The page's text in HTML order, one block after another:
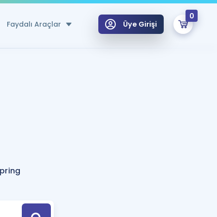
Faydalı Araçlar
Hesaplama Aracı
için Öneriler
Tek Takvimde
Üye Girişi
0
Hoca ile seni sınava hazırlayacak onlarca eğitim seni bekliyor!